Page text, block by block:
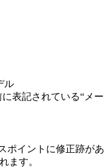
ル
表記されている“メー
ポイントに修正跡があ
ます。